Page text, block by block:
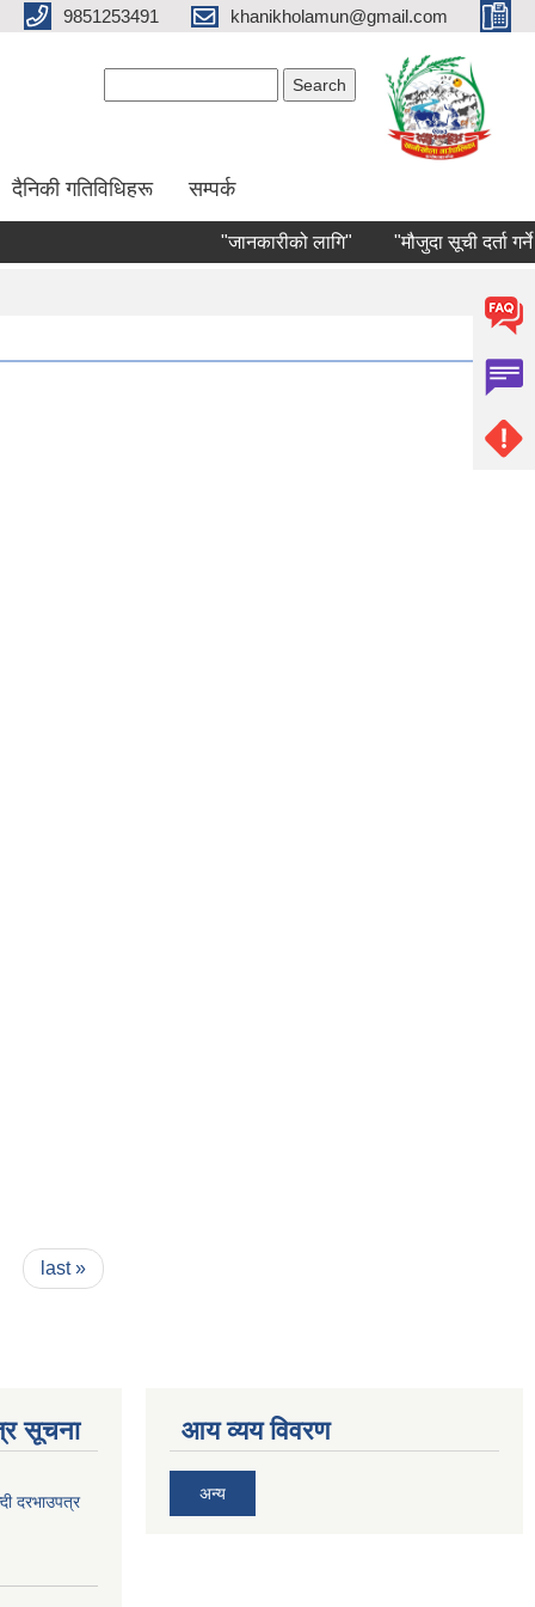
9851253491 khanikholamun@gmail.com
दैनिकी गतिविधिहरू सम्पर्क
"जानकारीको लागि" "मौजुदा सूची दर्ता गर्ने
last »
सूचना
दरभाउपत्र
आय व्यय विवरण
अन्य